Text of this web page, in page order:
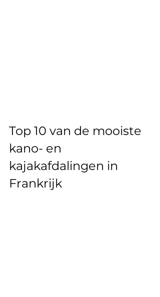
Top 10 van de mooiste
kano- en
kajakafdalingen in
Frankrijk